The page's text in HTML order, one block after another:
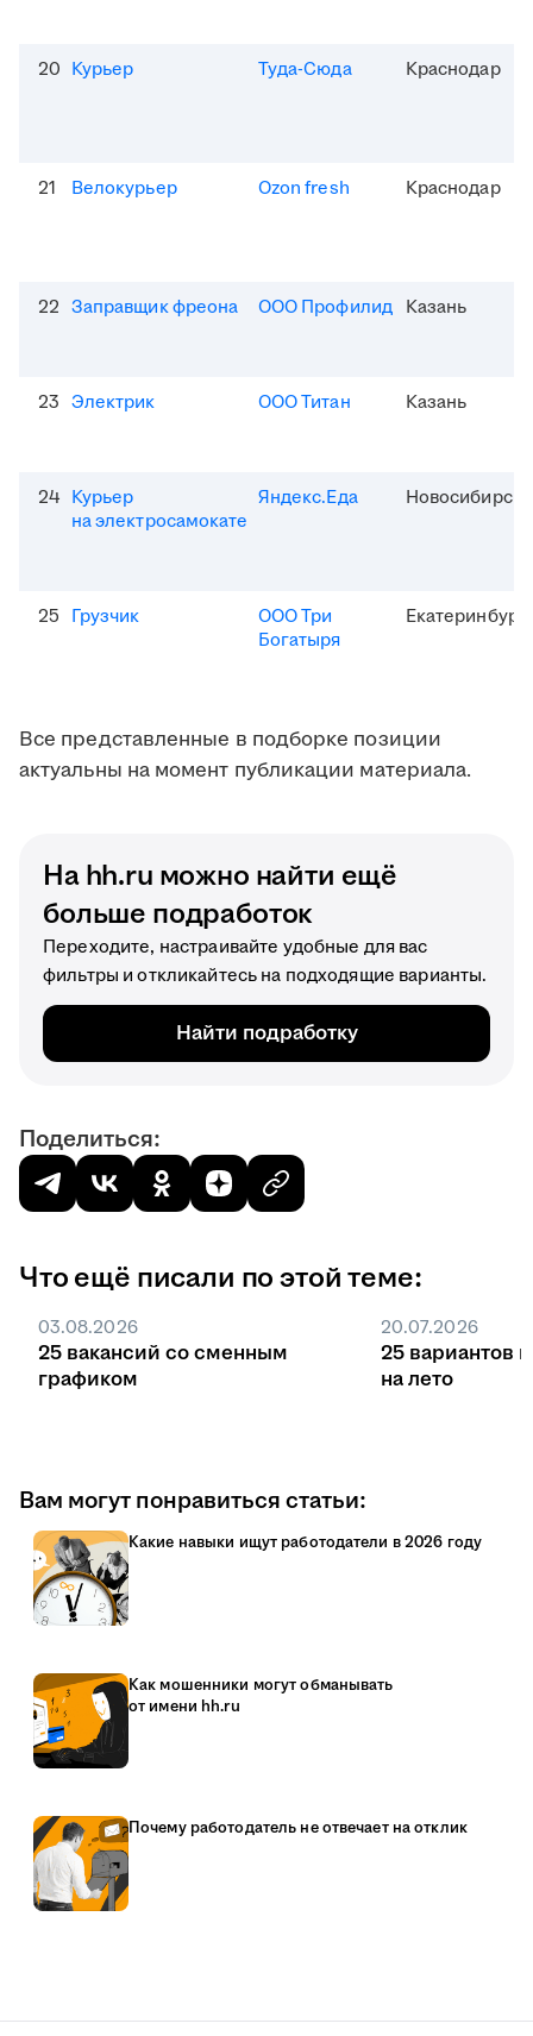
20 Курьер Туда-Сюда Краснодар
21 Велокурьер Ozon fresh Краснодар
22 Заправщик фреона ООО Профилид Казань
23 Электрик ООО Титан Казань
24 Курьер
на электросамокате
Яндекс.Еда Новосибирск
25 Грузчик
ООО Три
Богатыря
Екатеринбург
Все представленные в подборке позиции
актуальны на момент публикации материала.
На hh.ru можно найти ещё
больше подработок
Переходите, настраивайте удобные для вас
фильтры и откликайтесь на подходящие варианты.
Найти подработку
Поделиться:
Что ещё писали по этой теме:
03.08.2026
25 вакансий со сменным
графиком
20.07.2026
25 вариантов
на лето
Вам могут понравиться статьи:
Какие навыки ищут работодатели в 2026 году
Как мошенники могут обманывать
от имени hh.ru
Почему работодатель не отвечает на отклик